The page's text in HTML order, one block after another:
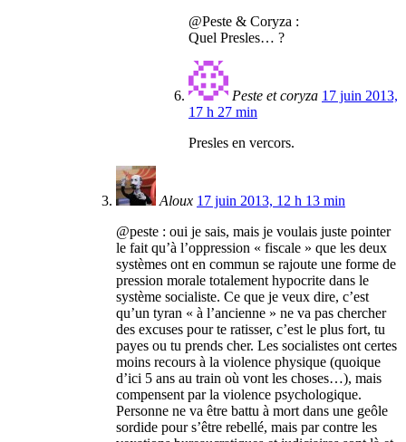
@Peste & Coryza :
Quel Presles… ?
Peste et coryza 17 juin 2013,
17 h 27 min
Presles en vercors.
Aloux 17 juin 2013, 12 h 13 min
@peste : oui je sais, mais je voulais juste pointer
le fait qu’à l’oppression « fiscale » que les deux
systèmes ont en commun se rajoute une forme de
pression morale totalement hypocrite dans le
système socialiste. Ce que je veux dire, c’est
qu’un tyran « à l’ancienne » ne va pas chercher
des excuses pour te ratisser, c’est le plus fort, tu
payes ou tu prends cher. Les socialistes ont certes
moins recours à la violence physique (quoique
d’ici 5 ans au train où vont les choses…), mais
compensent par la violence psychologique.
Personne ne va être battu à mort dans une geôle
sordide pour s’être rebellé, mais par contre les